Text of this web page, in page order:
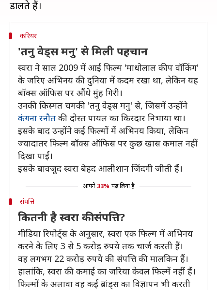
करियर
'तनु वेड्स मनु' से मिली पहचान
स्वरा ने साल 2009 में आई फिल्म 'माधोलाल कीप वॉकिंग'
के जरिए अभिनय की दुनिया में कदम रखा था, लेकिन यह
बॉक्स ऑफिस पर औंधे मुंह गिरी।
उनकी किस्मत चमकी 'तनु वेड्स मनु' से, जिसमें उन्होंने
कंगना रनौत की दोस्त पायल का किरदार निभाया था।
इसके बाद उन्होंने कई फिल्मों में अभिनय किया, लेकिन
ज्यादातर फिल्म बॉक्स ऑफिस पर कुछ खास कमाल नहीं
दिखा पाईं।
इसके बावजूद स्वरा बेहद आलीशान जिंदगी जीती हैं।
आपने 33% पढ़ लिया है
संपत्ति
कितनी है स्वरा की संपत्ति?
मीडिया रिपोर्ट्स के अनुसार, स्वरा एक फिल्म में अभिनय
करने के लिए 3 से 5 करोड़ रुपये तक चार्ज करती हैं।
वह लगभग 22 करोड़ रुपये की संपत्ति की मालकिन हैं।
हालांकि, स्वरा की कमाई का जरिया केवल फिल्में नहीं हैं।
फिल्मों के अलावा वह कई ब्रांड्स का विज्ञापन भी करती